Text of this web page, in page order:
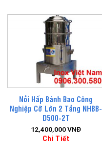
Nồi Hấp Bánh Bao Công
Nghiệp Cỡ Lớn 2 Tầng NHBB-
D500-2T
12,400,000VNĐ
Chi Tiết